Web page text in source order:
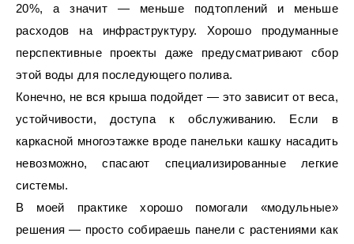
20%, а значит — меньше подтоплений и меньше
расходов на инфраструктуру. Хорошо продуманные
перспективные проекты даже предусматривают сбор
этой воды для последующего полива.
Конечно, не вся крыша подойдет — это зависит от веса,
устойчивости, доступа к обслуживанию. Если в
каркасной многоэтажке вроде панельки кашку насадить
невозможно, спасают специализированные легкие
системы.
В моей практике хорошо помогали «модульные»
решения — просто собираешь панели с растениями как